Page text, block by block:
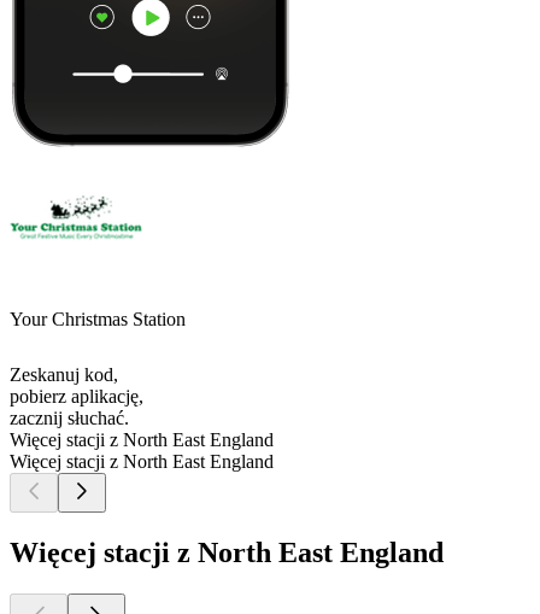
Your Christmas Station
Zeskanuj kod,
pobierz aplikację,
zacznij słuchać.
Więcej stacji z North East England
Więcej stacji z North East England
Więcej stacji z North East England